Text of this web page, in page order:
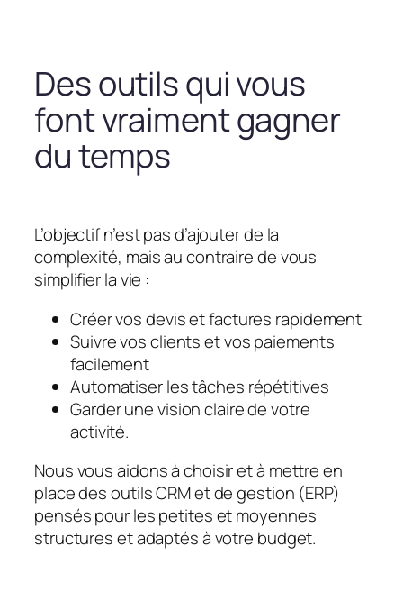
Des outils qui vous
font vraiment gagner
du temps
L’objectif n’est pas d’ajouter de la
complexité, mais au contraire de vous
simplifier la vie :
Créer vos devis et factures rapidement
Suivre vos clients et vos paiements
facilement
Automatiser les tâches répétitives
Garder une vision claire de votre
activité.
Nous vous aidons à choisir et à mettre en
place des outils CRM et de gestion (ERP)
pensés pour les petites et moyennes
structures et adaptés à votre budget.